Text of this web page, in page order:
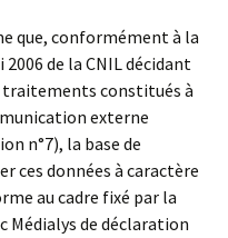
que, conformément à la
de la CNIL décidant
traitements constitués à
externe
n°7), la base de
ces données à caractère
au cadre fixé par la
de déclaration